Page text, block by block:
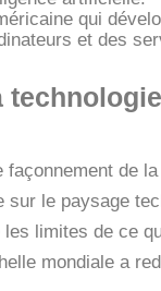
qui
et des
de
le paysage
limites de ce
mondiale a